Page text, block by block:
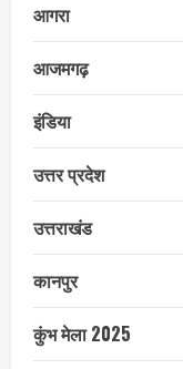
आगरा
आजमगढ़
इंडिया
उत्तर प्रदेश
उत्तराखंड
कानपुर
कुंभ मेला 2025